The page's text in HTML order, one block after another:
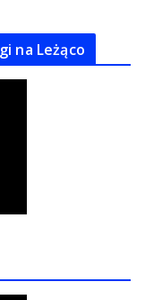
na Leżąco